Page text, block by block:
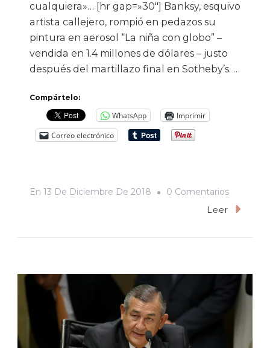
cualquiera»… [hr gap=»30″] Banksy, esquivo
artista callejero, rompió en pedazos su
pintura en aerosol “La niña con globo” –
vendida en 1.4 millones de dólares – justo
después del martillazo final en Sotheby’s. …
Compártelo:
WhatsApp
Imprimir
Correo electrónico
En 13 De Diciembre De 2018 0 ComentariosEn
«La
Leer